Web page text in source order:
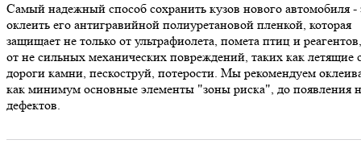
Самый надежный способ сохранить кузов нового автомобиля -
оклеить его антигравийной полиуретановой пленкой, которая
защищает не только от ультрафиолета, помета птиц и
от не сильных механических повреждений, таких как летящие
дороги камни, пескоструй, потерости. Мы рекомендуем
как минимум основные элементы "зоны риска", до появления
дефектов.